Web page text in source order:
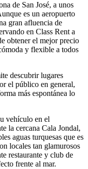
de San José, a unos
es un aeropuerto
gran afluencia de
en Class Rent a
obtener el mejor precio
y flexible a todos
descubrir lugares
el público en general,
más espontánea lo
vehículo en el
la cercana Cala Jondal,
aguas turquesas que es
locales tan glamurosos
restaurante y club de
frente al mar.